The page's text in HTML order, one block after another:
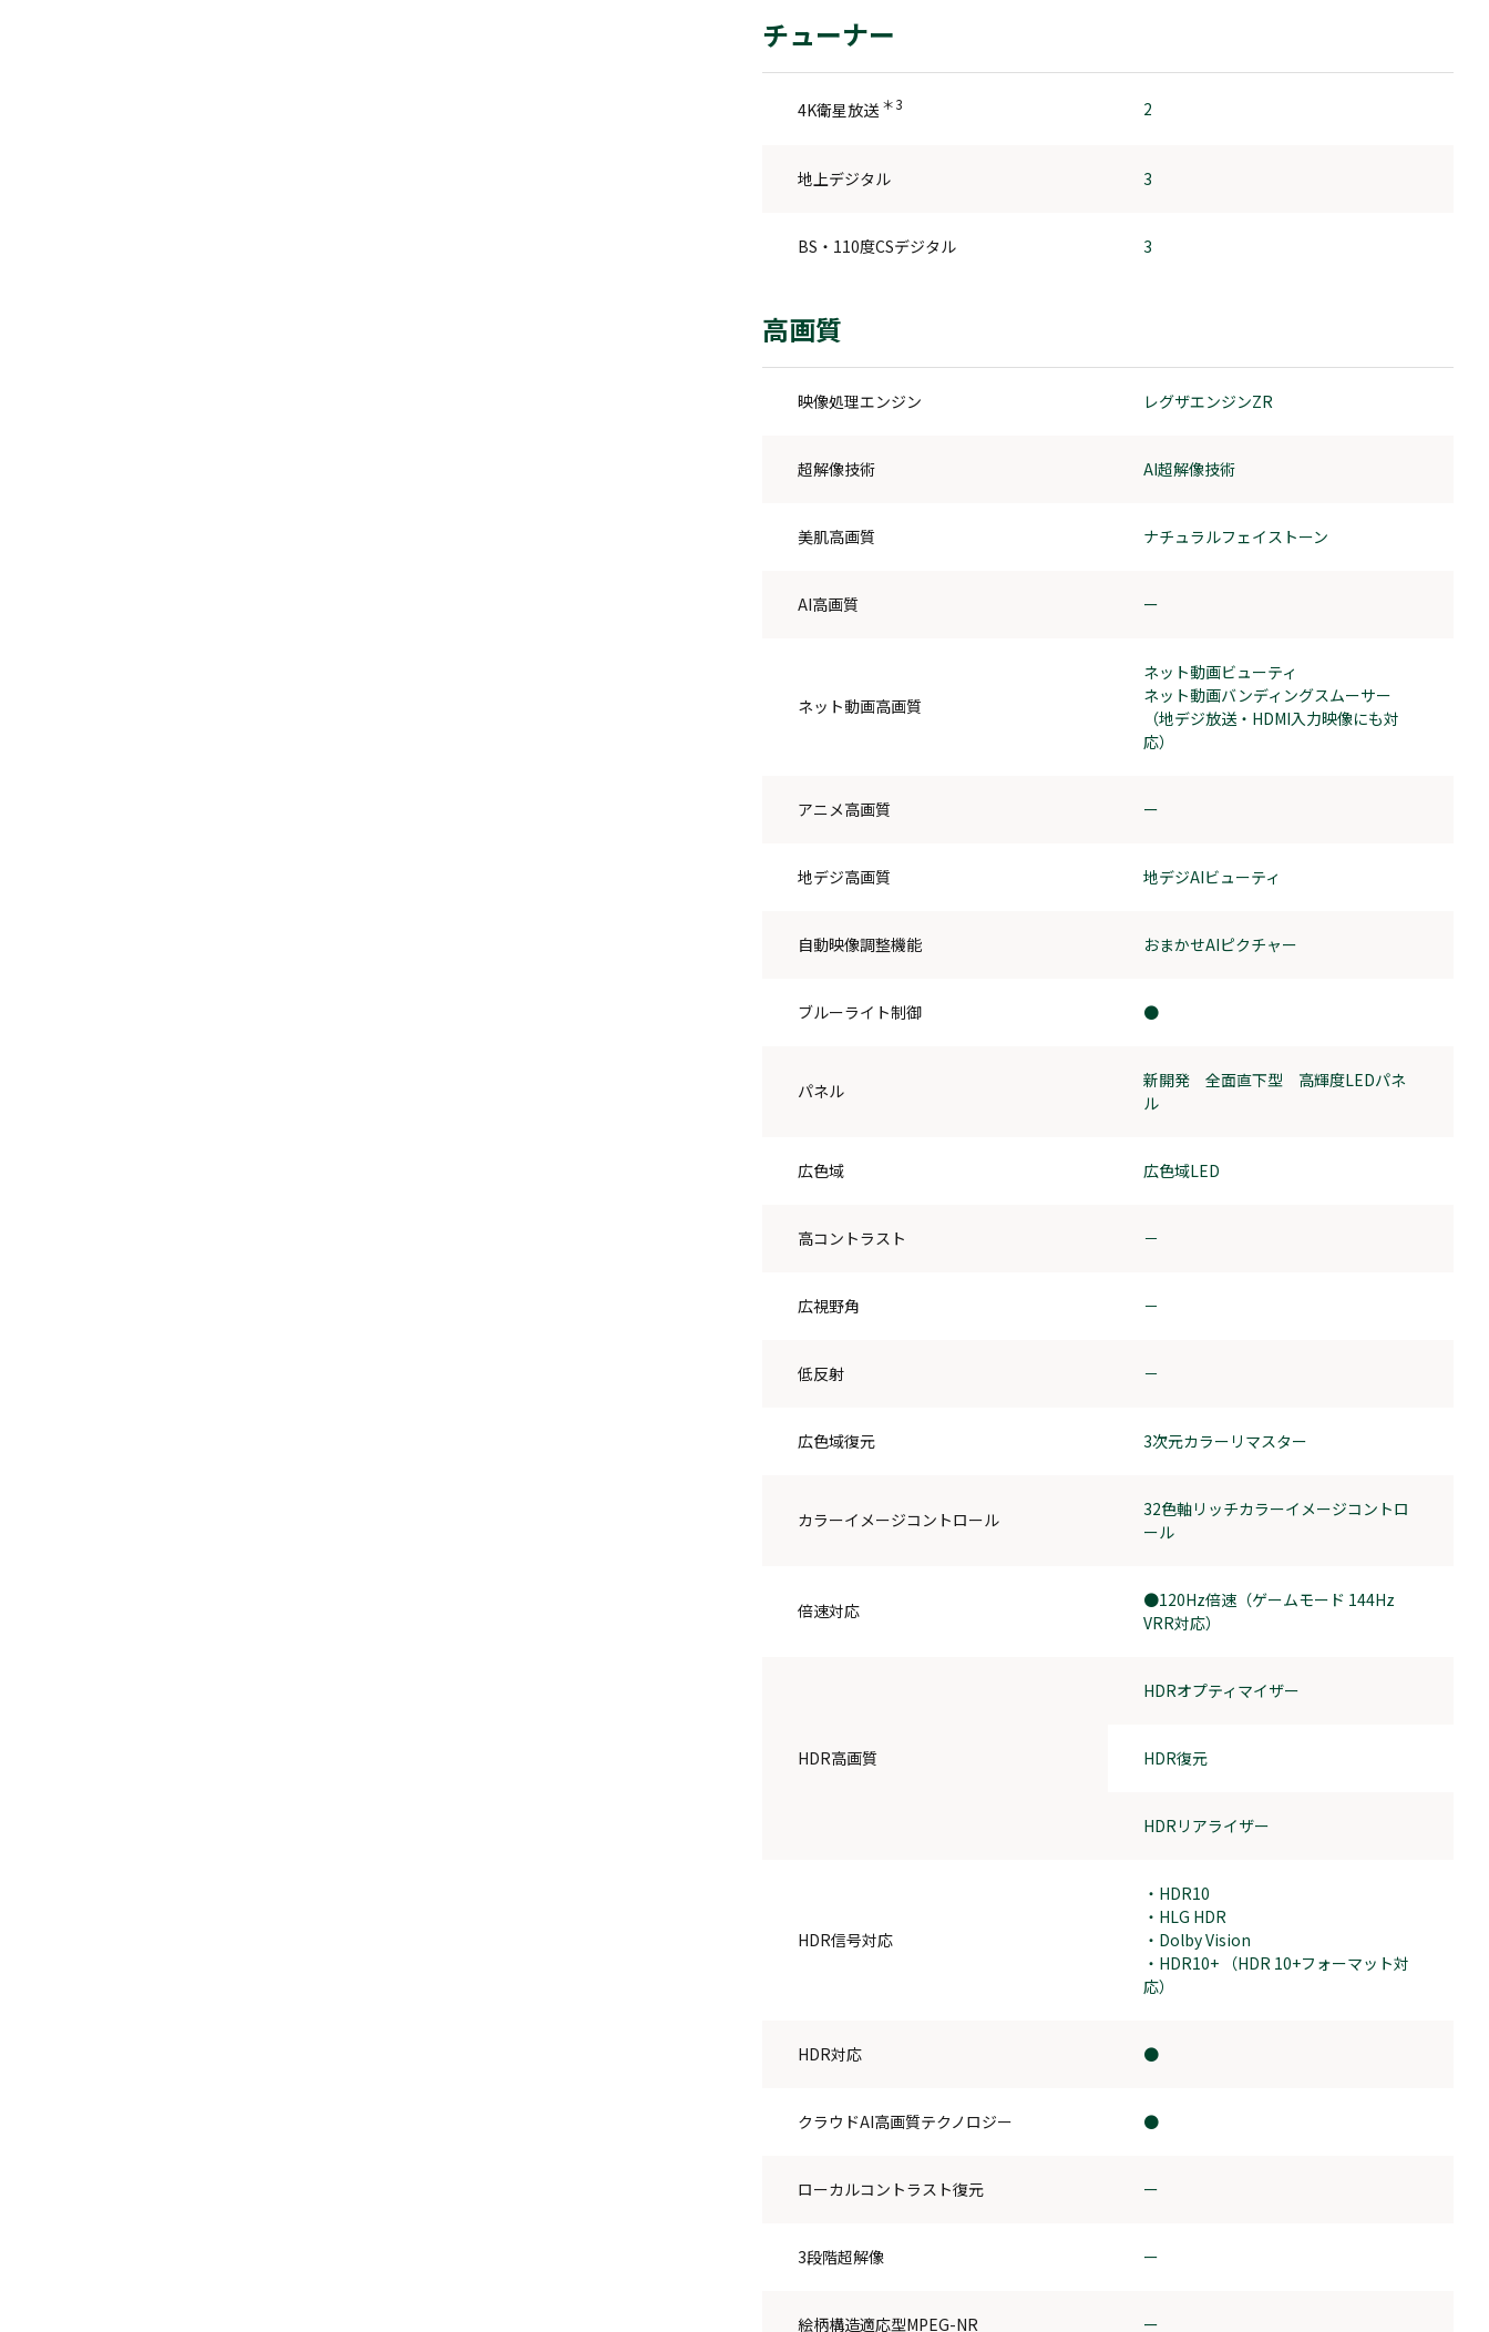
チューナー
4K衛星放送 ＊3 2
地上デジタル 3
BS・110度CSデジタル 3
高画質
映像処理エンジン レグザエンジンZR
超解像技術 AI超解像技術
美肌高画質 ナチュラルフェイストーン
AI高画質 ー
ネット動画高画質
ネット動画ビューティ
ネット動画バンディングスムーサー
（地デジ放送・HDMI入力映像にも対
応）
アニメ高画質 ー
地デジ高画質 地デジAIビューティ
自動映像調整機能 おまかせAIピクチャー
ブルーライト制御 ●
パネル
新開発 全面直下型 高輝度LEDパネ
ル
広色域 広色域LED
高コントラスト －
広視野角 －
低反射 －
広色域復元 3次元カラーリマスター
カラーイメージコントロール
32色軸リッチカラーイメージコントロ
ール
倍速対応
●120Hz倍速（ゲームモード 144Hz
VRR対応）
HDR高画質
HDRオプティマイザー
HDR復元
HDRリアライザー
HDR信号対応
・HDR10
・HLG HDR
・Dolby Vision
・HDR10+ （HDR 10+フォーマット対
応）
HDR対応 ●
クラウドAI高画質テクノロジー ●
ローカルコントラスト復元 ー
3段階超解像 ー
絵柄構造適応型MPEG-NR ー